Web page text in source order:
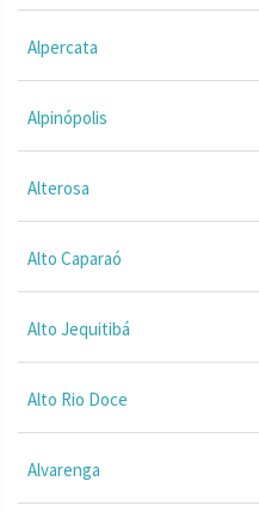
Alpercata
Alpinópolis
Alterosa
Alto Caparaó
Alto Jequitibá
Alto Rio Doce
Alvarenga